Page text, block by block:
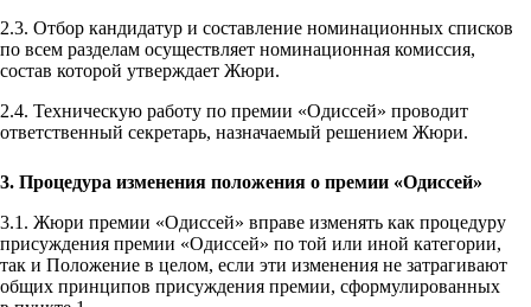
2.3. Отбор кандидатур и составление номинационных списков
по всем разделам осуществляет номинационная комиссия,
состав которой утверждает Жюри.
2.4. Техническую работу по премии «Одиссей» проводит
ответственный секретарь, назначаемый решением Жюри.
3. Процедура изменения положения о премии «Одиссей»
3.1. Жюри премии «Одиссей» вправе изменять как процедуру
присуждения премии «Одиссей» по той или иной категории,
так и Положение в целом, если эти изменения не затрагивают
общих принципов присуждения премии, сформулированных